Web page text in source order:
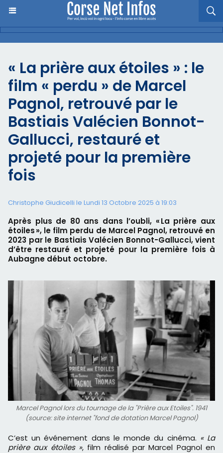
« La prière aux étoiles » : le
film « perdu » de Marcel
Pagnol, retrouvé par le
Bastiais Valécien Bonnot-
Gallucci, restauré et
projeté pour la première
fois
Christophe Giudicelli le Lundi 13 Octobre 2025 à 19:03
Après plus de 80 ans dans l’oubli, « La prière aux
étoiles », le film perdu de Marcel Pagnol, retrouvé en
2023 par le Bastiais Valécien Bonnot-Gallucci, vient
d’être restauré et projeté pour la première fois à
Aubagne début octobre.
Marcel Pagnol lors du tournage de la "Prière aux Etoiles". 1941
(source: site internet "fond de dotation Marcel Pagnol)
C’est un événement dans le monde du cinéma. « La
prière aux étoiles », film réalisé par Marcel Pagnol en